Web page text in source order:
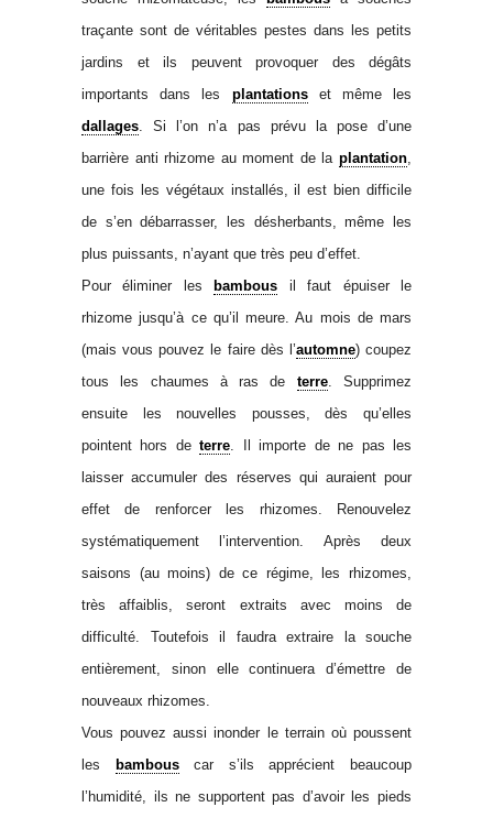
traçante sont de véritables pestes dans les petits
jardins et ils peuvent provoquer des dégâts
importants dans les plantationset même les
dallages . Si l’on n’a pas prévu la pose d’une
barrière anti rhizome au moment de la plantation
une fois les végétaux installés, il est bien difficile
de s’en débarrasser, les désherbants, même les
plus puissants, n’ayant que très peu d’effet.
Pour éliminer lesbambous il faut épuiser le
rhizome jusqu’à ce qu’il meure. Au mois de mars
(mais vous pouvez le faire dès l’automne) coupez
tous les chaumes à ras de terre. Supprimez
ensuite les nouvelles pousses, dès qu’elles
pointent hors deterre . Il importe de ne pas les
laisser accumuler des réserves qui auraient pour
effet de renforcer les rhizomes. Renouvelez
systématiquement l’intervention. Après deux
saisons (au moins) de ce régime, les rhizomes,
très affaiblis, seront extraits avec moins de
difficulté. Toutefois il faudra extraire la souche
entièrement, sinon elle continuera d’émettre de
nouveaux rhizomes.
Vous pouvez aussi inonder le terrain où poussent
les bambouscar s’ils apprécient beaucoup
l’humidité, ils ne supportent pas d’avoir les pieds